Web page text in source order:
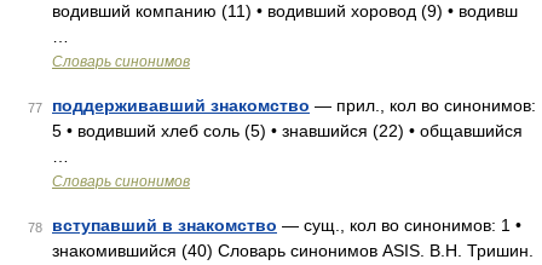
водивший компанию (11) • водивший хоровод (9) • водивш
Словарь синонимов
77 поддерживавший знакомство — прил., кол во синонимов:
5 • водивший хлеб соль (5) • знавшийся (22) • общавшийся
Словарь синонимов
78 вступавший в знакомство — сущ., кол во синонимов: 1 •
знакомившийся (40) Словарь синонимов ASIS. В.Н. Тришин.